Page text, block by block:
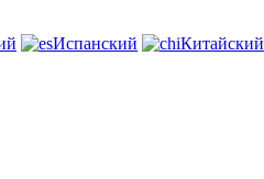
Испанский Китайский